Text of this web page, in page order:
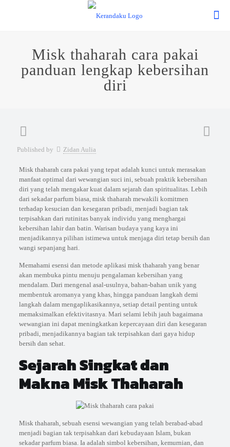
Misk thaharah cara pakai
panduan lengkap kebersihan
diri
Published by Zidan Aulia
Misk thaharah cara pakai yang tepat adalah kunci untuk merasakan
manfaat optimal dari wewangian suci ini, sebuah praktik kebersihan
diri yang telah mengakar kuat dalam sejarah dan spiritualitas. Lebih
dari sekadar parfum biasa, misk thaharah mewakili komitmen
terhadap kesucian dan kesegaran pribadi, menjadi bagian tak
terpisahkan dari rutinitas banyak individu yang menghargai
kebersihan lahir dan batin. Warisan budaya yang kaya ini
menjadikannya pilihan istimewa untuk menjaga diri tetap bersih dan
wangi sepanjang hari.
Memahami esensi dan metode aplikasi misk thaharah yang benar
akan membuka pintu menuju pengalaman kebersihan yang
mendalam. Dari mengenal asal-usulnya, bahan-bahan unik yang
membentuk aromanya yang khas, hingga panduan langkah demi
langkah dalam mengaplikasikannya, setiap detail penting untuk
memaksimalkan efektivitasnya. Mari selami lebih jauh bagaimana
wewangian ini dapat meningkatkan kepercayaan diri dan kesegaran
pribadi, menjadikannya bagian tak terpisahkan dari gaya hidup
bersih dan sehat.
Sejarah Singkat dan
Makna Misk Thaharah
Misk thaharah, sebuah esensi wewangian yang telah berabad-abad
menjadi bagian tak terpisahkan dari kebudayaan Islam, bukan
sekadar parfum biasa. Ia adalah simbol kebersihan, kemurnian, dan